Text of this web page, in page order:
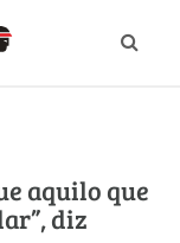
aquilo que
diz